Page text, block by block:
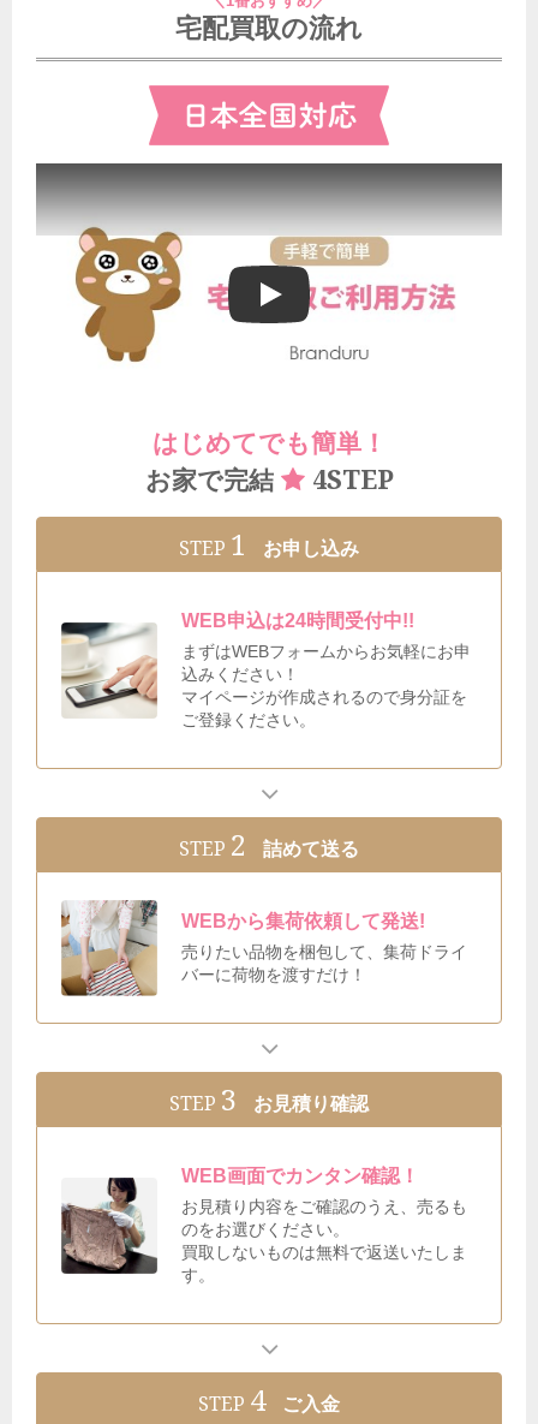
宅配買取の流れ
ブランドゥールの宅配買取ご利用方法
はじめてでも簡単！
お家で完結
4STEP
STEP 1 お申し込み
WEB申込は24時間受付中!!
まずはWEBフォームからお気軽にお申
込みください！
マイページが作成されるので身分証を
ご登録ください。
STEP 2 詰めて送る
WEBから集荷依頼して発送!
売りたい品物を梱包して、集荷ドライ
バーに荷物を渡すだけ！
STEP 3 お見積り確認
WEB画面でカンタン確認！
お見積り内容をご確認のうえ、売るも
のをお選びください。
買取しないものは無料で返送いたしま
す。
STEP 4 ご入金